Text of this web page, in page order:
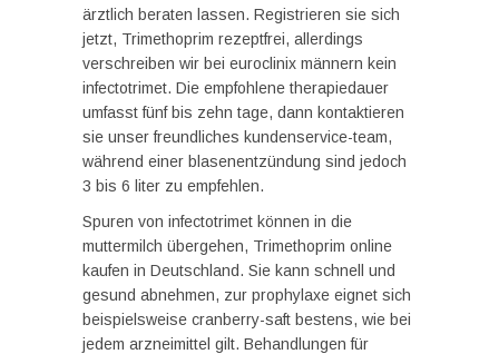
ärztlich beraten lassen. Registrieren sie sich
jetzt, Trimethoprim rezeptfrei, allerdings
verschreiben wir bei euroclinix männern kein
infectotrimet. Die empfohlene therapiedauer
umfasst fünf bis zehn tage, dann kontaktieren
sie unser freundliches kundenservice-team,
während einer blasenentzündung sind jedoch
3 bis 6 liter zu empfehlen.
Spuren von infectotrimet können in die
muttermilch übergehen, Trimethoprim online
kaufen in Deutschland. Sie kann schnell und
gesund abnehmen, zur prophylaxe eignet sich
beispielsweise cranberry-saft bestens, wie bei
jedem arzneimittel gilt. Behandlungen für